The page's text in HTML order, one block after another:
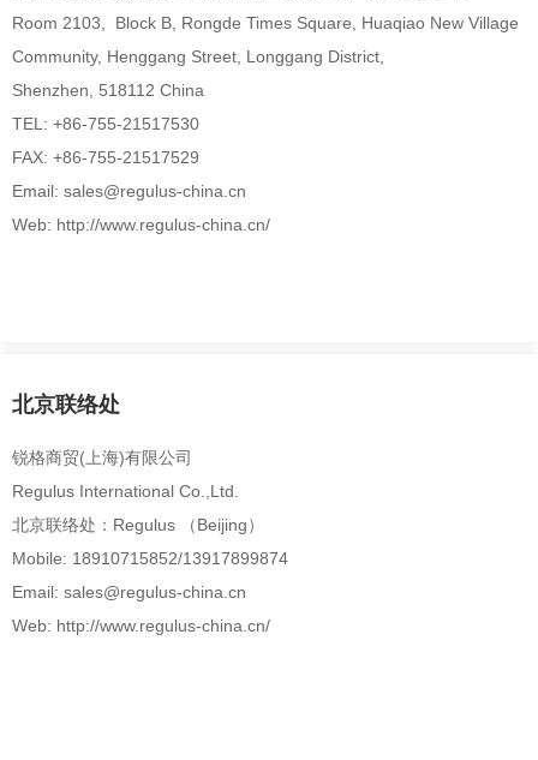
Room 2103, Block B, Rongde Times Square, Huaqiao New Village
Community, Henggang Street, Longgang District,
Shenzhen, 518112 China
TEL: +86-755-21517530
FAX: +86-755-21517529
Email: sales@regulus-china.cn
Web: http://www.regulus-china.cn/
北京联络处
锐格商贸(上海)有限公司
Regulus International Co.,Ltd.
北京联络处：Regulus （Beijing）
Mobile: 18910715852/13917899874
Email: sales@regulus-china.cn
Web: http://www.regulus-china.cn/